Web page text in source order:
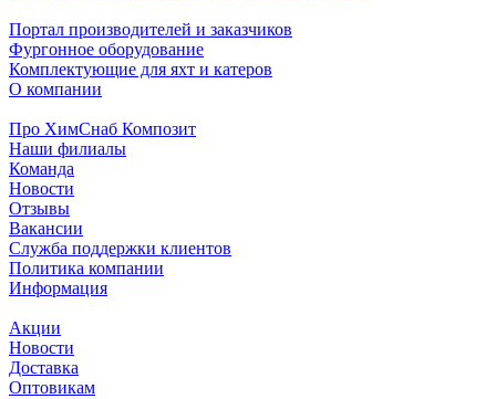
Портал производителей и заказчиков
Фургонное оборудование
Комплектующие для яхт и катеров
О компании
Про ХимСнаб Композит
Наши филиалы
Команда
Новости
Отзывы
Вакансии
Служба поддержки клиентов
Политика компании
Информация
Акции
Новости
Доставка
Оптовикам